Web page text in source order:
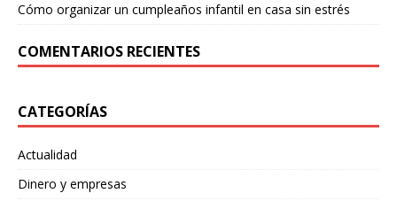
Cómo organizar un cumpleaños infantil en casa sin estrés
COMENTARIOS RECIENTES
CATEGORÍAS
Actualidad
Dinero y empresas